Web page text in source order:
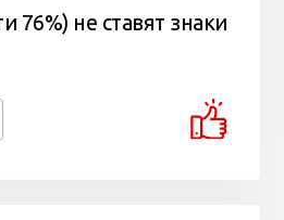
76%) не ставят знаки